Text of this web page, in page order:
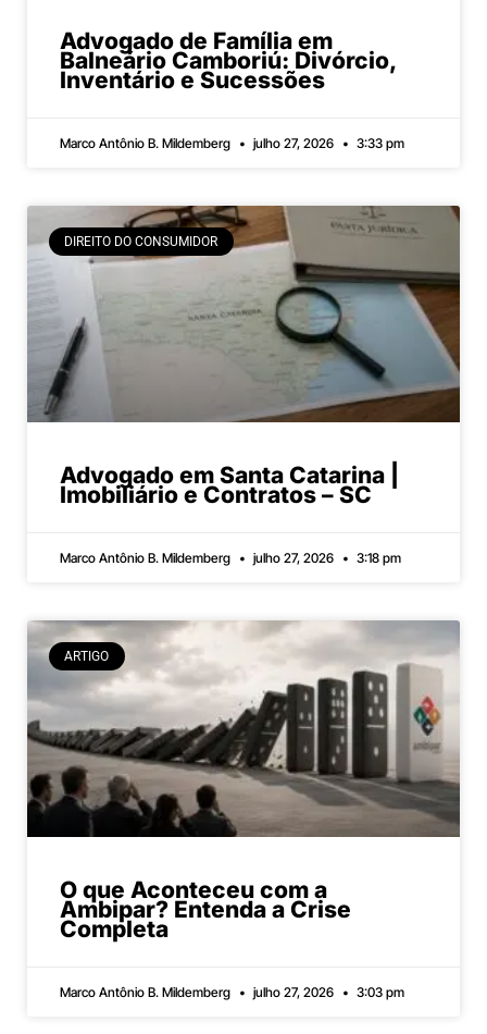
Advogado de Família em
Balneário Camboriú: Divórcio,
Inventário e Sucessões
Marco Antônio B. Mildemberg julho 27, 2026 3:33 pm
DIREITO DO CONSUMIDOR
Advogado em Santa Catarina |
Imobiliário e Contratos – SC
Marco Antônio B. Mildemberg julho 27, 2026 3:18 pm
ARTIGO
O que Aconteceu com a
Ambipar? Entenda a Crise
Completa
Marco Antônio B. Mildemberg julho 27, 2026 3:03 pm